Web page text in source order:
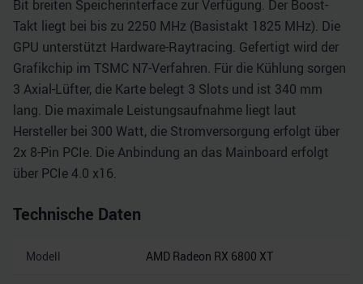
Bit breiten Speicherinterface zur Verfügung. Der Boost-
Takt liegt bei bis zu 2250 MHz (Basistakt 1825 MHz). Die
GPU unterstützt Hardware-Raytracing. Gefertigt wird der
Grafikchip im TSMC N7-Verfahren. Für die Kühlung sorgen
3 Axial-Lüfter, die Karte belegt 3 Slots und ist 340 mm
lang. Die maximale Leistungsaufnahme liegt laut
Hersteller bei 300 Watt, die Stromversorgung erfolgt über
2x 8-Pin PCIe. Die Anbindung an das Mainboard erfolgt
über PCIe 4.0 x16.
Technische Daten
Modell AMD Radeon RX 6800 XT